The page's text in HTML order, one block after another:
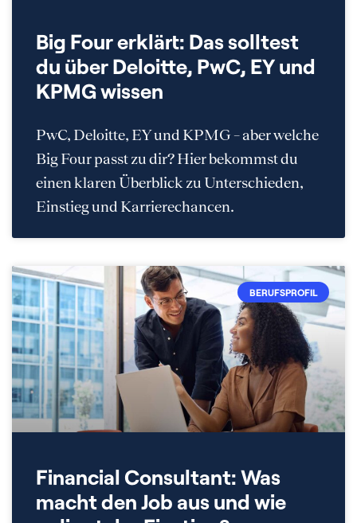
Big Four erklärt: Das solltest
du über Deloitte, PwC, EY und
KPMG wissen
PwC, Deloitte, EY und KPMG – aber welche
Big Four passt zu dir? Hier bekommst du
einen klaren Überblick zu Unterschieden,
Einstieg und Karrierechancen.
BERUFSPROFIL
Financial Consultant: Was
macht den Job aus und wie